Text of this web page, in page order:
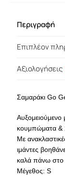
Περιγραφή
Επιπλέον
Αξιολογήσεις
Σαμαράκι Go
κουμπώματα &
Με
ιμάντες
καλά πάνω
Μέγεθος: S